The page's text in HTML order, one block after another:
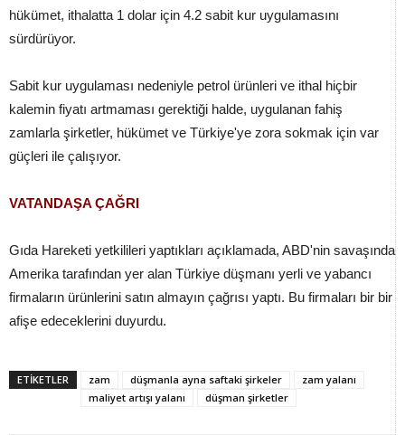
hükümet, ithalatta 1 dolar için 4.2 sabit kur uygulamasını
sürdürüyor.
Sabit kur uygulaması nedeniyle petrol ürünleri ve ithal hiçbir
kalemin fiyatı artmaması gerektiği halde, uygulanan fahiş
zamlarla şirketler, hükümet ve Türkiye'ye zora sokmak için var
güçleri ile çalışıyor.
VATANDAŞA ÇAĞRI
Gıda Hareketi yetkilileri yaptıkları açıklamada, ABD'nin savaşında
Amerika tarafından yer alan Türkiye düşmanı yerli ve yabancı
firmaların ürünlerini satın almayın çağrısı yaptı. Bu firmaları bir bir
afişe edeceklerini duyurdu.
ETİKETLER zam düşmanla ayna saftaki şirkeler
zam yalanı
maliyet artışı yalanı
düşman şirketler